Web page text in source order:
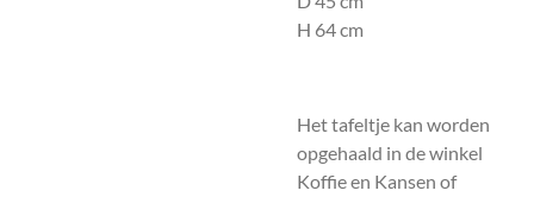
H 64 cm
Het tafeltje kan worden
opgehaald in de winkel
Koffie en Kansen of